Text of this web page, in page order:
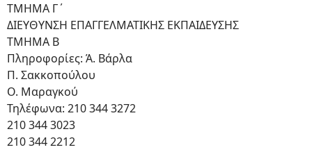
ΤΜΗΜΑ Γ΄
ΔΙΕΥΘΥΝΣΗ ΕΠΑΓΓΕΛΜΑΤΙΚΗΣ ΕΚΠΑΙΔΕΥΣΗΣ
ΤΜΗΜΑ Β
Πληροφορίες: Ά. Βάρλα
Π. Σακκοπούλου
Ο. Μαραγκού
Τηλέφωνα: 210 344 3272
210 344 3023
210 344 2212